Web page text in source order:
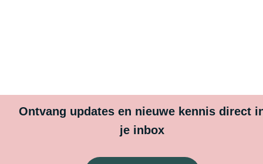
Ontvang updates en nieuwe kennis direct
je inbox